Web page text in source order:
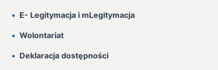
E- Legitymacja i mLegitymacja
Wolontariat
Deklaracja dostępności